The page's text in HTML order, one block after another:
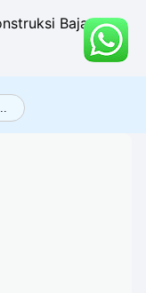
Baja,